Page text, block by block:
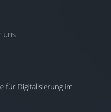
uns
für Digitalisierung im